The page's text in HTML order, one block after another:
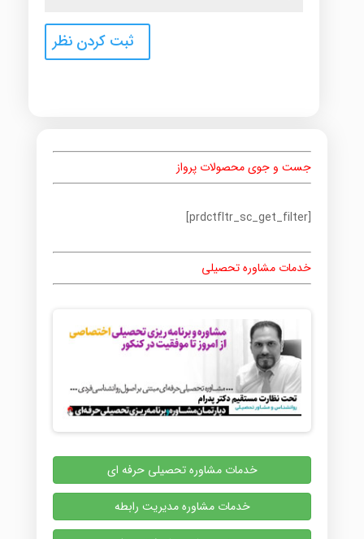
جست و جوی محصولات پرواز
[prdctfltr_sc_get_filter]
خدمات مشاوره تحصیلی
خدمات مشاوره تحصیلی حرفه ای
خدمات مشاوره مدیریت رابطه